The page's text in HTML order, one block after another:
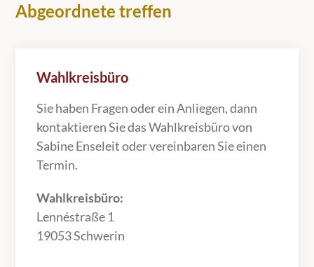
Abgeordnete treffen
Wahlkreisbüro
Sie haben Fragen oder ein Anliegen, dann
kontaktieren Sie das Wahlkreisbüro von
Sabine Enseleit oder vereinbaren Sie einen
Termin.
Wahlkreisbüro:
Lennéstraße 1
19053 Schwerin